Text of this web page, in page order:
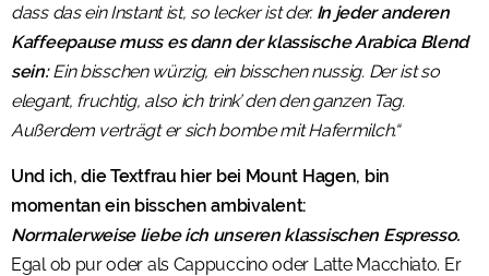
dass das ein Instant ist, so lecker ist der. In jeder anderen
Kaffeepause muss es dann der klassische Arabica Blend
sein:Ein bisschen würzig, ein bisschen nussig. Der ist so
elegant, fruchtig, also ich trink’ den den ganzen Tag.
Außerdem verträgt er sich bombe mit Hafermilch.“
Und ich, die Textfrau hier bei Mount Hagen, bin
momentan ein bisschen ambivalent:
Normalerweise liebe ich unseren klassischen Espresso.
Egal ob pur oder als Cappuccino oder Latte Macchiato. Er